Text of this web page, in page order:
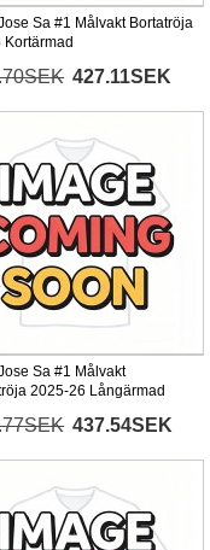
Sa #1 Målvakt Bortatröja
427.11SEK
Sa #1 Målvakt
2025-26 Långärmad
437.54SEK